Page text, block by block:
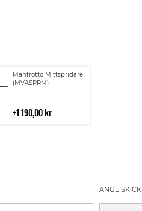
Manfrotto Mittspridare
(MVASPRM)
1 190,00 kr
Lägg
till
ANGE SKICK